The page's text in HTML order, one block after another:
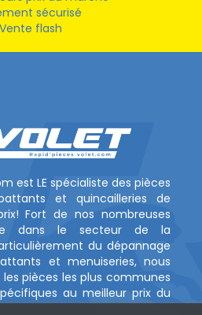
sécurisé
Vente flash
est LE spécialiste des pièces
et quincailleries de
Fort de nos nombreuses
dans le secteur de la
du dépannage
et menuiseries, nous
pièces les plus communes
au meilleur prix du